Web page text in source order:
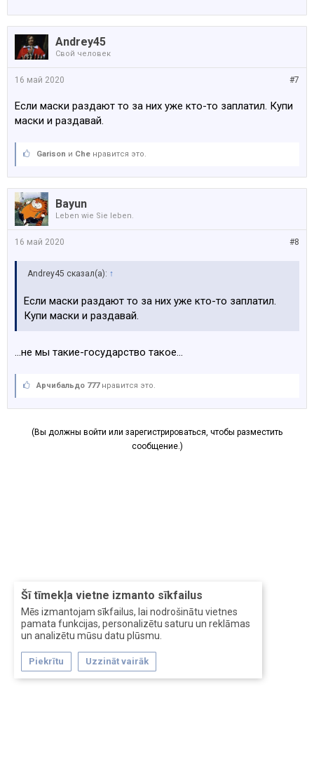
Šī tīmekļa vietne izmanto sīkfailus
Mēs izmantojam sīkfailus, lai nodrošinātu vietnes
pamata funkcijas, personalizētu saturu un reklāmas
un analizētu mūsu datu plūsmu.
Piekrītu Uzzināt vairāk
Andrey45
Свой человек
#7
16 май 2020
Если маски раздают то за них уже кто-то заплатил. Купи
маски и раздавай.
Garison и Che нравится это.
Bayun
Leben wie Sie leben.
#8
16 май 2020
Andrey45 сказал(а): ↑
Если маски раздают то за них уже кто-то заплатил.
Купи маски и раздавай.
...не мы такие-государство такое...
Арчибальдо 777нравится это.
(Вы должны войти или зарегистрироваться, чтобы разместить
сообщение.)